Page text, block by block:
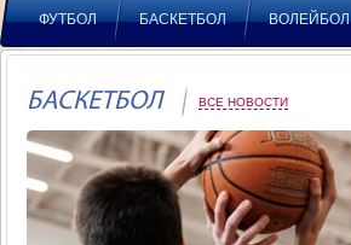
ФУТБОЛ БАСКЕТБОЛ ВОЛЕЙБОЛ
БАСКЕТБОЛ ВСЕ НОВОСТИ